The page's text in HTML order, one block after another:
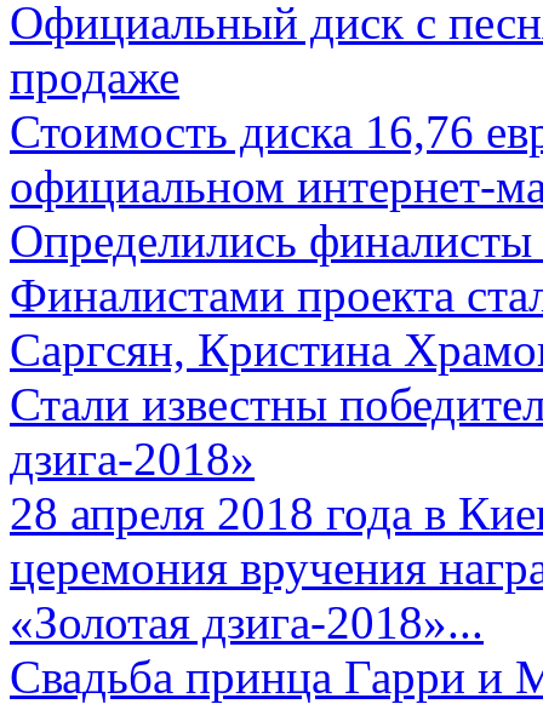
Официальный диск с
продаже
Стоимость диска 16,76
официальном интернет-
Определились
Финалистами проекта
Саргсян, Кристина
Стали известны
дзига-2018»
28 апреля 2018 года в
церемония вручения
«Золотая дзига-2018»...
Свадьба принца Гарри и